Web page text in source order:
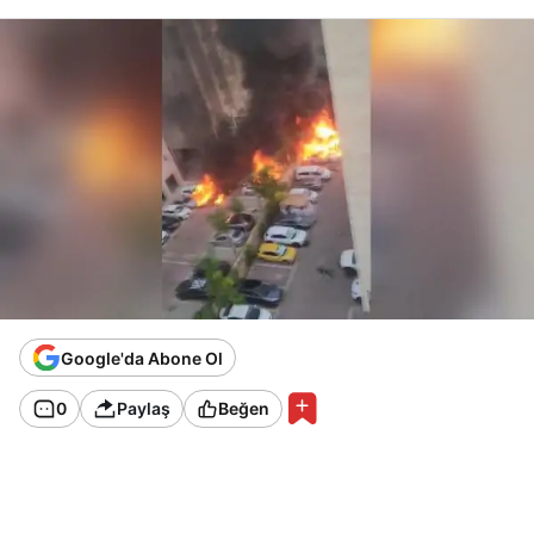
Google'da Abone Ol
0 Paylaş Beğen